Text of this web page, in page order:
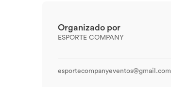
Organizado por
ESPORTE COMPANY
esportecompanyeventos@gmail.com